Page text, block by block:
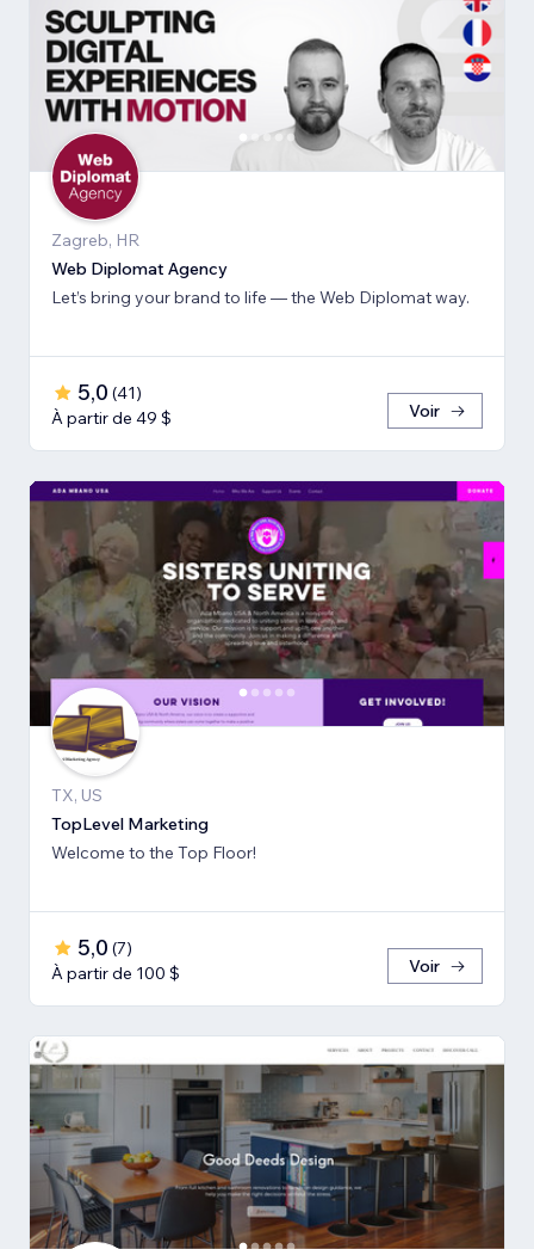
Zagreb, HR
Web Diplomat Agency
Let’s bring your brand to life — the Web Diplomat way.
5,0 (41)
À partir de 49 $
Voir
TX, US
TopLevel Marketing
Welcome to the Top Floor!
5,0 (7)
À partir de 100 $
Voir